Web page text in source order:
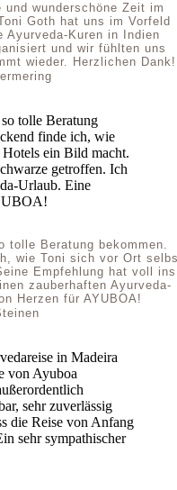
wunderschöne Zeit im
Goth hat uns im Vorfeld
Ayurveda-Kuren in Indien
und wir fühlten uns
wieder. Herzlichen Dank!
tolle Beratung bekommen.
wie Toni sich vor Ort
Empfehlung hat voll ins
zauberhaften Ayurveda-
Herzen für AYUBOA!